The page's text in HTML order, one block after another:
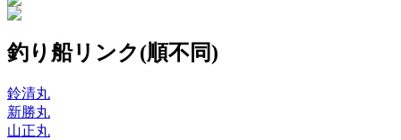
釣り船リンク(順不同)
鈴清丸
新勝丸
山正丸